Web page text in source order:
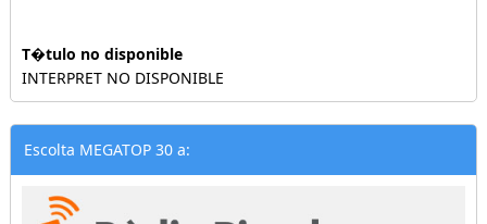
T�tulo no disponible
INTERPRET NO DISPONIBLE
Escolta MEGATOP 30 a: